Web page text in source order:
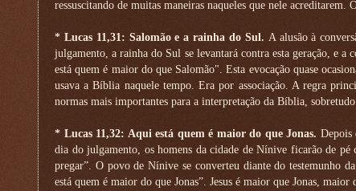
ressuscitando de muitas maneiras naqueles que nele
* Lucas 11,31: Salomão e a rainha do Sul. A alusão à
julgamento, a rainha do Sul se levantará contra esta geração, e
está quem é maior do que Salomão". Esta evocação quase
usava a Bíblia naquele tempo. Era por associação. A regra
normas mais importantes para a interpretação da Bíblia,
* Lucas 11,32: Aqui está quem é maior do que Jonas. Depois
dia do julgamento, os homens da cidade de Nínive ficarão de pé
pregar”. O povo de Nínive se converteu diante do testemunho
está quem é maior do que Jonas”. Jesus é maior que Jonas,